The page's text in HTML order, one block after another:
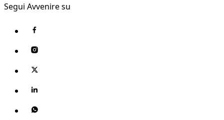
Segui Avvenire su